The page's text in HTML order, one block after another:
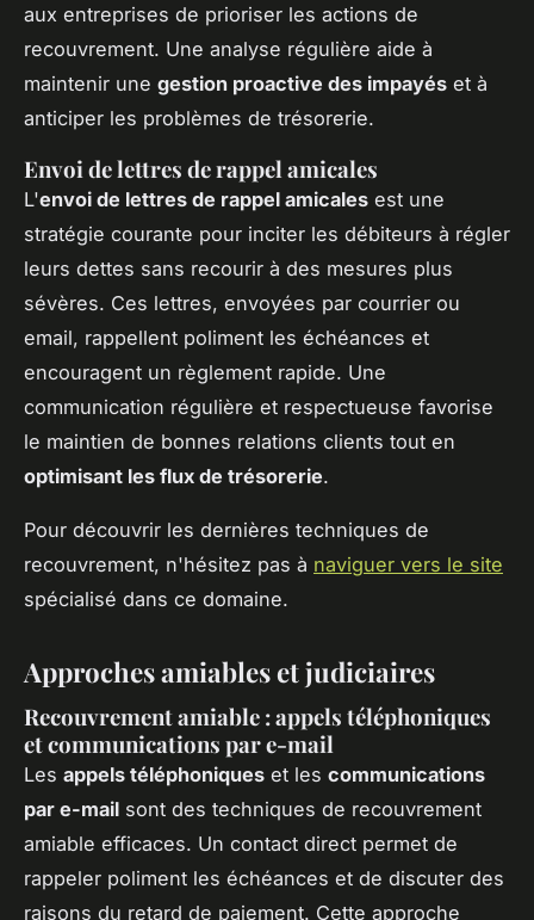
aux entreprises de prioriser les actions de
recouvrement. Une analyse régulière aide à
maintenir une gestion proactive des impayés et à
anticiper les problèmes de trésorerie.
Envoi de lettres de rappel amicales
L'envoi de lettres de rappel amicales est une
stratégie courante pour inciter les débiteurs à régler
leurs dettes sans recourir à des mesures plus
sévères. Ces lettres, envoyées par courrier ou
email, rappellent poliment les échéances et
encouragent un règlement rapide. Une
communication régulière et respectueuse favorise
le maintien de bonnes relations clients tout en
optimisant les flux de trésorerie.
Pour découvrir les dernières techniques de
recouvrement, n'hésitez pas à naviguer vers le site
spécialisé dans ce domaine.
Approches amiables et judiciaires
Recouvrement amiable : appels téléphoniques
et communications par e-mail
Les appels téléphoniques et les communications
par e-mail sont des techniques de recouvrement
amiable efficaces. Un contact direct permet de
rappeler poliment les échéances et de discuter des
raisons du retard de paiement. Cette approche